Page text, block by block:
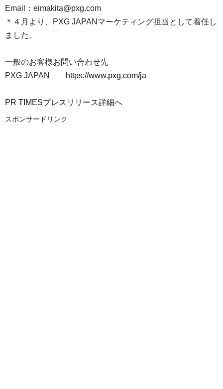
Email：eimakita@pxg.com
＊４月より、PXG JAPANマーケティング担当として着任し
ました。
一般のお客様お問い合わせ先
PXG JAPAN
https://www.pxg.com/ja
PR TIMESプレスリリース詳細へ
スポンサードリンク